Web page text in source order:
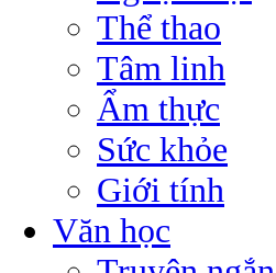
Thể thao
Tâm linh
Ẩm thực
Sức khỏe
Giới tính
Văn học